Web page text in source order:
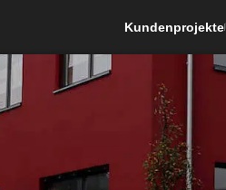
Kundenprojekte